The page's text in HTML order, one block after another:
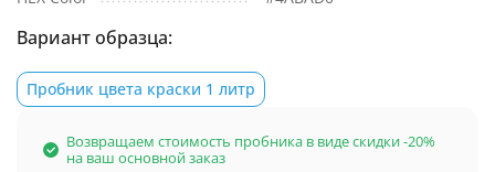
Вариант образца:
Пробник цвета краски 1 литр
Возвращаем стоимость пробника в виде скидки -20%
на ваш основной заказ